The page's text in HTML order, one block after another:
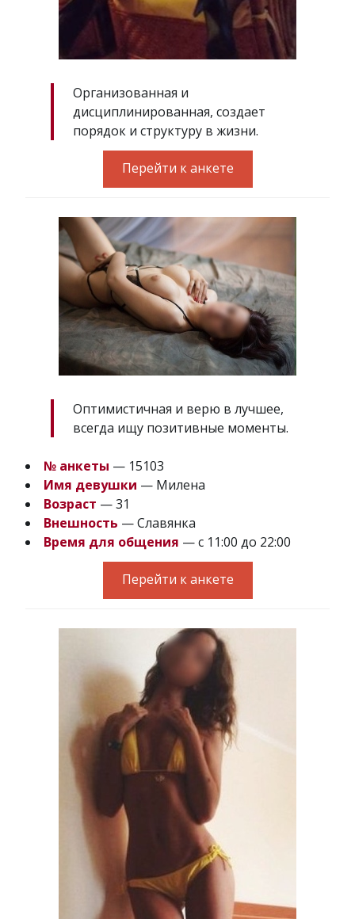
Организованная и
дисциплинированная, создает
порядок и структуру в жизни.
Перейти к анкете
Оптимистичная и верю в лучшее,
всегда ищу позитивные моменты.
№ анкеты — 15103
Имя девушки — Милена
Возраст — 31
Внешность — Славянка
Время для общения — с 11:00 до 22:00
Перейти к анкете